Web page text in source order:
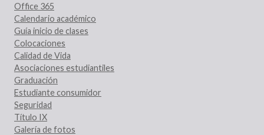
Office 365
Calendario académico
Guía inicio de clases
Colocaciones
Calidad de Vida
Asociaciones estudiantiles
Graduación
Estudiante consumidor
Seguridad
Título IX
Galería de fotos